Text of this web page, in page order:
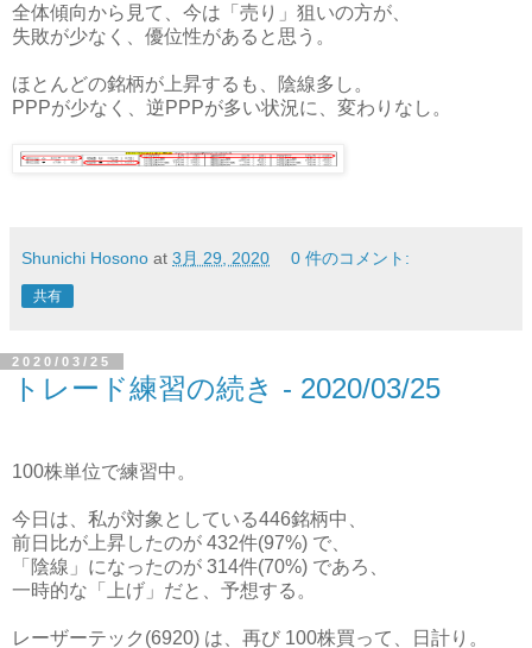
全体傾向から見て、今は「売り」狙いの方が、
失敗が少なく、優位性があると思う。
ほとんどの銘柄が上昇するも、陰線多し。
PPPが少なく、逆PPPが多い状況に、変わりなし。
Shunichi Hosono at 3月 29, 2020 0 件のコメント:
共有
2020/03/25
トレード練習の続き - 2020/03/25
100株単位で練習中。
今日は、私が対象としている446銘柄中、
前日比が上昇したのが 432件(97%) で、
「陰線」になったのが 314件(70%) であろ、
一時的な「上げ」だと、予想する。
レーザーテック(6920) は、再び 100株買って、日計り。